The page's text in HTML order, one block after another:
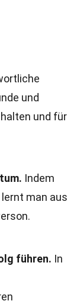
und
und für
Indem
man aus
führen. In